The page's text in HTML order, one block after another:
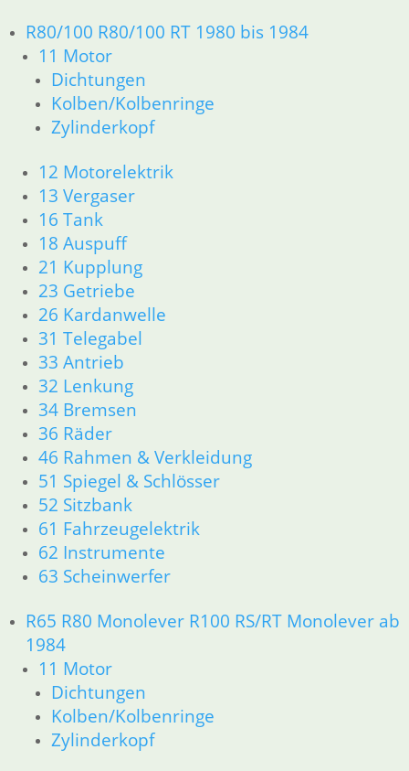
R80/100 R80/100 RT 1980 bis 1984
11 Motor
Dichtungen
Kolben/Kolbenringe
Zylinderkopf
12 Motorelektrik
13 Vergaser
16 Tank
18 Auspuff
21 Kupplung
23 Getriebe
26 Kardanwelle
31 Telegabel
33 Antrieb
32 Lenkung
34 Bremsen
36 Räder
46 Rahmen & Verkleidung
51 Spiegel & Schlösser
52 Sitzbank
61 Fahrzeugelektrik
62 Instrumente
63 Scheinwerfer
R65 R80 Monolever R100 RS/RT Monolever ab
1984
11 Motor
Dichtungen
Kolben/Kolbenringe
Zylinderkopf